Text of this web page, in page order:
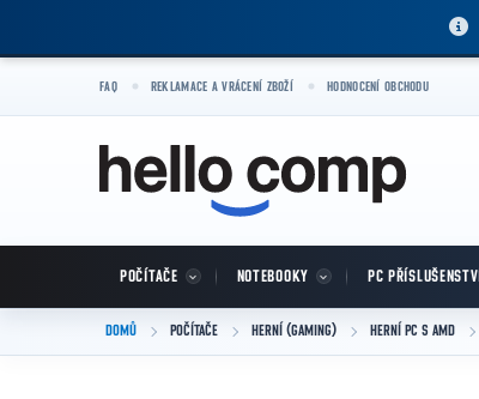
FAQ REKLAMACE A VRÁCENÍ ZBOŽÍ HODNOCENÍ OBCHODU
POČÍTAČE NOTEBOOKY PC PŘÍSLUŠENSTVÍ
DOMŮ POČÍTAČE HERNÍ (GAMING) HERNÍ PC S AMD